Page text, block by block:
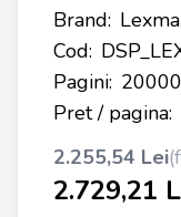
Brand:
Cod:
Pagini: 20000
Pret / pagina:
2.255,54 Lei
2.729,21